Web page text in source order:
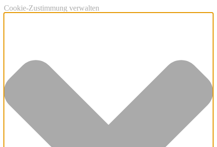
Cookie-Zustimmung verwalten